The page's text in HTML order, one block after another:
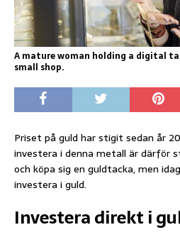
A mature woman holding a digital
small shop.
Priset på guld har stigit sedan år
investera i denna metall är därför
och köpa sig en guldtacka, men
investera i guld.
Investera direkt i